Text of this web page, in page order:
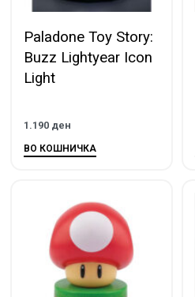
Paladone Toy Story:
Buzz Lightyear Icon
Light
1.190 ден
ВО КОШНИЧКА